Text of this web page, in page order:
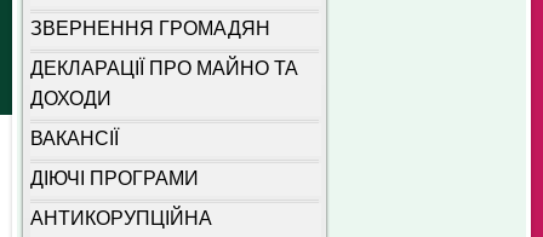
ЗВЕРНЕННЯ ГРОМАДЯН
ДЕКЛАРАЦІЇ ПРО МАЙНО ТА
ДОХОДИ
ВАКАНСІЇ
ДІЮЧІ ПРОГРАМИ
АНТИКОРУПЦІЙНА